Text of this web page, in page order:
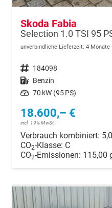
Skoda Fabia
unverbindliche Lieferzeit: 4 Monate
Fahrzeugnr. 184098
Kraftstoff Benzin
Leistung 70 kW (95 PS)
18.600,– €
incl. 19% MwSt.
Verbrauch kombiniert:
CO2-Klasse: C
CO2-Emissionen: 115,00